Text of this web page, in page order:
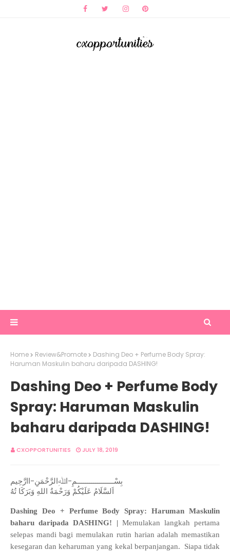
Home Review&Promote
Dashing Deo + Perfume Body Spray:
Haruman Maskulin baharu daripada DASHING!
Dashing Deo + Perfume Body
Spray: Haruman Maskulin
baharu daripada DASHING!
CXOPPORTUNITIES JULY 18, 2019
بِسْــــــــــــــــــمِ-اﷲِالرَّحْمَنِ-اارَّحِيم
اَلسَّلَامُ عَلَيْكُمْ وَرَحْمَةُ اللهِ وَبَرَكَا تُهُ
Dashing Deo + Perfume Body Spray: Haruman Maskulin
baharu daripada DASHING! | Memulakan langkah pertama
selepas mandi bagi memulakan rutin harian adalah memastikan
kesegaran dan keharuman yang kekal berpanjangan. Siapa tidak